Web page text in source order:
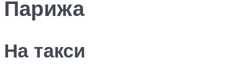
Парижа
На такси